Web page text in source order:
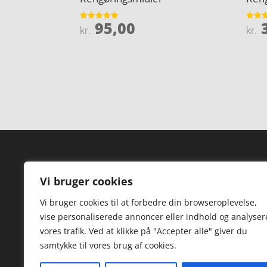
Vi bruger cookies
Vi bruger cookies til at forbedre din browseroplevelse,
vise personaliserede annoncer eller indhold og
vores trafik. Ved at klikke på "Accepter alle" giver du
samtykke til vores brug af cookies.
Vurderet
5
kr. 95,00
4
kr.
Forside
Kontakt